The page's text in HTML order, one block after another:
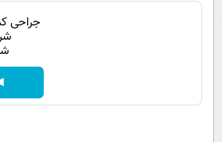
جراحی